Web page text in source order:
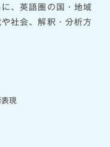
、英語圏の国・地域
社会、解釈・分析方
現